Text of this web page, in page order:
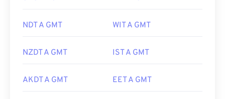
NDT A GMT WIT A GMT
NZDT A GMT IST A GMT
AKDT A GMT EET A GMT